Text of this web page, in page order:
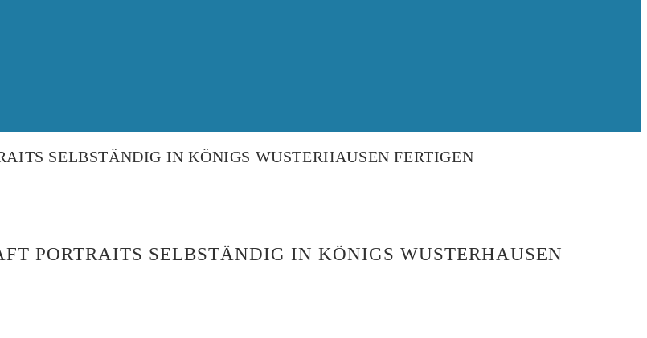
SELBSTÄNDIG IN KÖNIGS WUSTERHAUSEN FERTIGEN
PORTRAITS SELBSTÄNDIG IN KÖNIGS WUSTERHAUSEN